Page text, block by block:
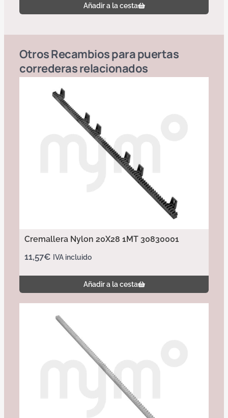
Añadir a la cesta
OtrosRecambios para puertas
correderasrelacionados
Cremallera Nylon 20X28 1MT 30830001
11,57€ IVA incluido
Añadir a la cesta